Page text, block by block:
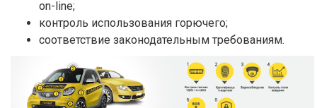
on-line;
контроль использования горючего;
соответствие законодательным требованиям.